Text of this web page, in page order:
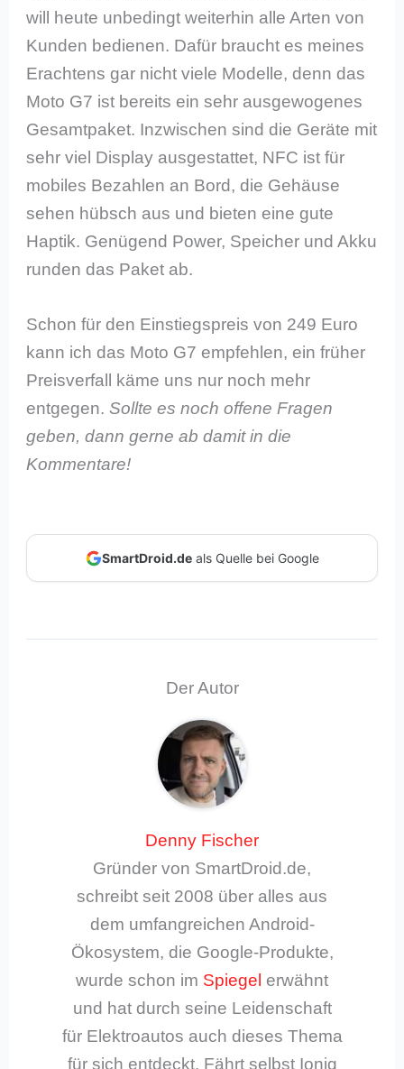
will heute unbedingt weiterhin alle Arten von
Kunden bedienen. Dafür braucht es meines
Erachtens gar nicht viele Modelle, denn das
Moto G7 ist bereits ein sehr ausgewogenes
Gesamtpaket. Inzwischen sind die Geräte mit
sehr viel Display ausgestattet, NFC ist für
mobiles Bezahlen an Bord, die Gehäuse
sehen hübsch aus und bieten eine gute
Haptik. Genügend Power, Speicher und Akku
runden das Paket ab.
Schon für den Einstiegspreis von 249 Euro
kann ich das Moto G7 empfehlen, ein früher
Preisverfall käme uns nur noch mehr
entgegen.Sollte es noch offene Fragen
geben, dann gerne ab damit in die
Kommentare!
SmartDroid.deals Quelle bei Google
Der Autor
Denny Fischer
Gründer von SmartDroid.de,
schreibt seit 2008 über alles aus
dem umfangreichen Android-
Ökosystem, die Google-Produkte,
wurde schon im Spiegel erwähnt
und hat durch seine Leidenschaft
für Elektroautos auch dieses Thema
für sich entdeckt. Fährt selbst Ioniq